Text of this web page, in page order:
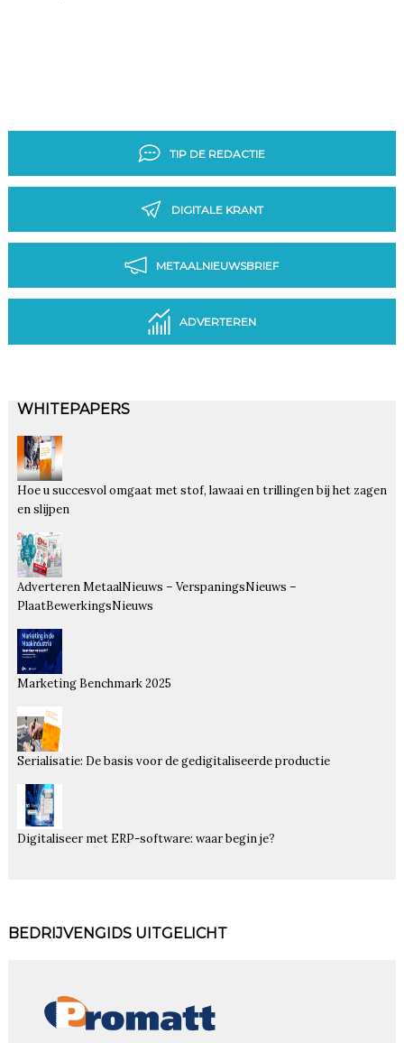
TIP DE REDACTIE
DIGITALE KRANT
METAALNIEUWSBRIEF
ADVERTEREN
WHITEPAPERS
Hoe u succesvol omgaat met stof, lawaai en trillingen bij het zagen
en slijpen
Adverteren MetaalNieuws – VerspaningsNieuws –
PlaatBewerkingsNieuws
Marketing Benchmark 2025
Serialisatie: De basis voor de gedigitaliseerde productie
Digitaliseer met ERP-software: waar begin je?
BEDRIJVENGIDS UITGELICHT